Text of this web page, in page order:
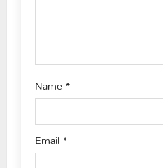
Name*
Email*